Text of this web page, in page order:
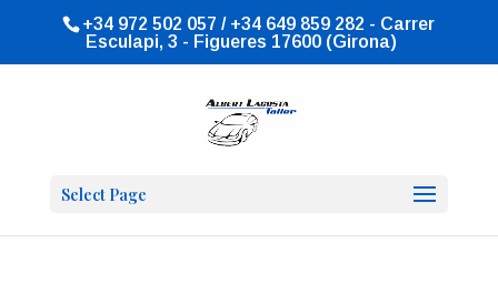
+34 972 502 057 / +34 649 859 282 - Carrer
Esculapi, 3 - Figueres 17600 (Girona)
Select Page